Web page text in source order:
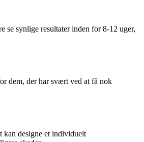
se synlige resultater inden for 8-12 uger,
dem, der har svært ved at få nok
kan designe et individuelt